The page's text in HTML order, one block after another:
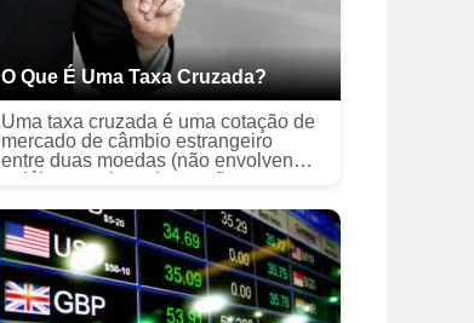
O Que É Uma Taxa Cruzada?
Uma taxa cruzada é uma cotação de
mercado de câmbio estrangeiro
entre duas moedas (não envolvendo
o dólar americano) que são
moeda. Se usado como moeda
base, o dóla...